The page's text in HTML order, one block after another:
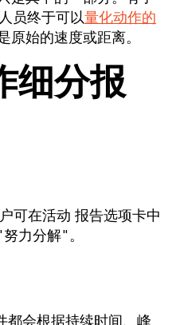
员终于可以量化动作的
原始的速度或距离。
细分报
可在活动 报告选项卡中
力分解"。
都会根据持续时间、峰